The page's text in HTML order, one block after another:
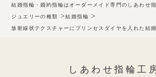
結婚指輪・婚約指輪はオーダーメイド専門のしあわせ
ジュエリーの種類 >結婚指輪 >
放射線状テクスチャーにプリンセスダイヤを入れた結
しあわせ指輪工